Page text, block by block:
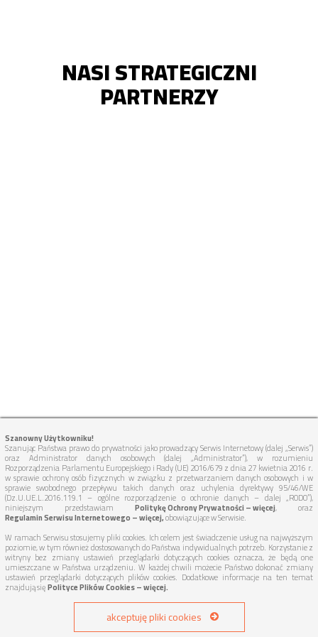
NASI STRATEGICZNI
PARTNERZY
Szanowny Użytkowniku!
Szanując Państwa prawo do prywatności jako prowadzący Serwis Internetowy (dalej „Serwis”)
oraz Administrator danych osobowych (dalej „Administrator”), w rozumieniu
Rozporządzenia Parlamentu Europejskiego i Rady (UE) 2016/679 z dnia 27 kwietnia 2016 r.
w sprawie ochrony osób fizycznych w związku z przetwarzaniem danych osobowych i w
sprawie swobodnego przepływu takich danych oraz uchylenia dyrektywy 95/46/WE
(Dz.U.UE.L.2016.119.1 – ogólne rozporządzenie o ochronie danych – dalej „RODO”),
niniejszym przedstawiam Politykę Ochrony Prywatności – więcej, oraz
Regulamin Serwisu Internetowego – więcej,obowiązujące w Serwisie.
W ramach Serwisu stosujemy pliki cookies. Ich celem jest świadczenie usług na najwyższym
poziomie, w tym również dostosowanych do Państwa indywidualnych potrzeb. Korzystanie z
witryny bez zmiany ustawień przeglądarki dotyczących cookies oznacza, że będą one
umieszczane w Państwa urządzeniu. W każdej chwili możecie Państwo dokonać zmiany
ustawień przeglądarki dotyczących plików cookies. Dodatkowe informacje na ten temat
znajdują sięPolityce Plików Cookies – więcej.
akceptuję pliki cookies